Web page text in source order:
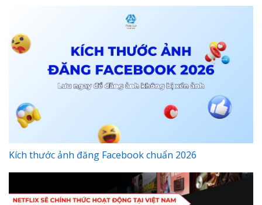
Kích thước ảnh đăng Facebook chuẩn 2026